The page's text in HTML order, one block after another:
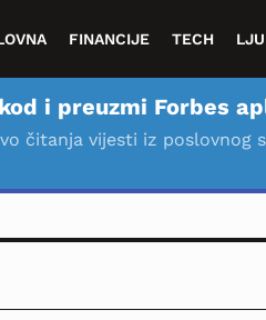
FINANCIJE TECH
i preuzmi Forbes
čitanja vijesti iz poslovnog